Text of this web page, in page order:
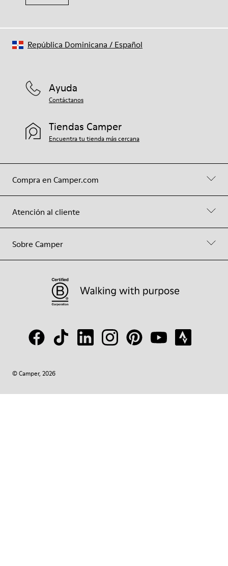
Compra en Camper.com
Atención al cliente
Sobre Camper
Ayuda
Contáctanos
Tiendas Camper
Encuentra tu tienda más cercana
© Camper, 2026
República Dominicana / Español